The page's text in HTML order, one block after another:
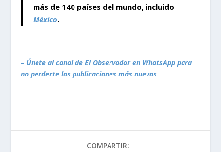
más de 140 países del mundo, incluido
México.
– Únete al canal de El Observador en WhatsApp para
no perderte las publicaciones más nuevas
COMPARTIR: